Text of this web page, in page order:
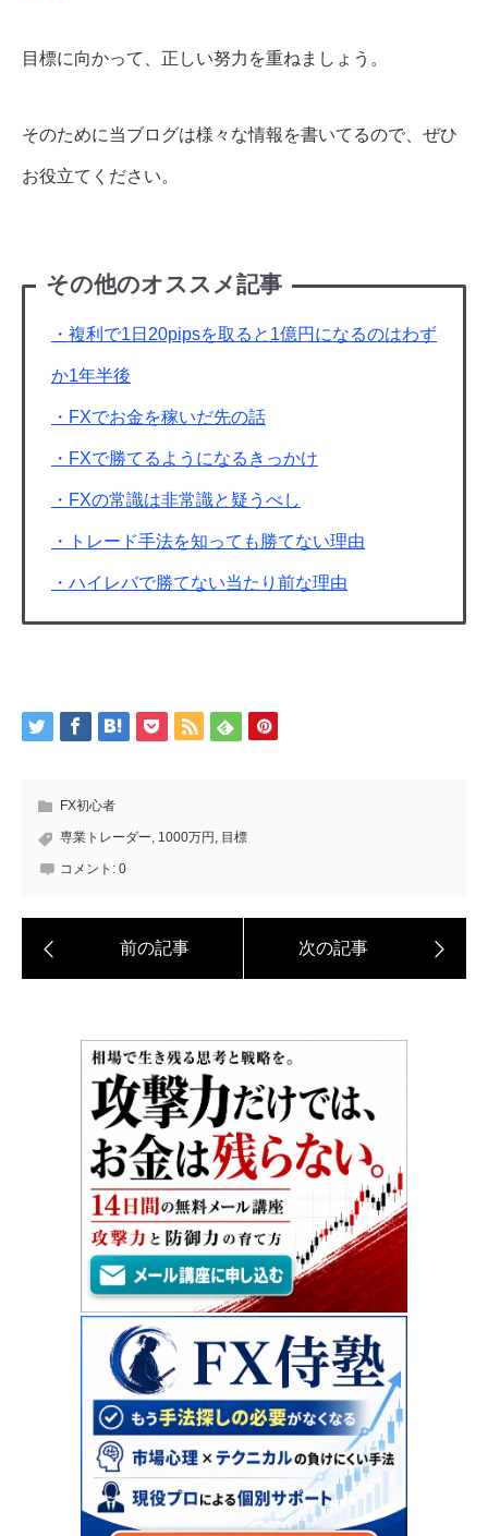
目標に向かって、正しい努力を重ねましょう。
そのために当ブログは様々な情報を書いてるので、ぜひ
お役立てください。
その他のオススメ記事
・複利で1日20pipsを取ると1億円になるのはわず
か1年半後
・FXでお金を稼いだ先の話
・FXで勝てるようになるきっかけ
・FXの常識は非常識と疑うべし
・トレード手法を知っても勝てない理由
・ハイレバで勝てない当たり前な理由
FX初心者
専業トレーダー 1000万円 目標
コメント: 0